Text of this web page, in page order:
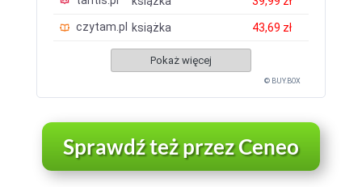
czytam.pl
książka 43,69 zł
Pokaż więcej
© BUY.BOX
Sprawdź też przez Ceneo